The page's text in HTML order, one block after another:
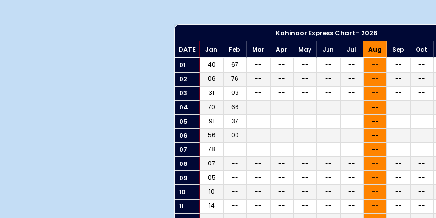
Kohinoor Express Chart– 2026
DATE
Jan Feb Mar Apr May Jun Jul Aug Sep Oct
01 40 67 -- -- -- -- -- -- -- --
02 06 76 -- -- -- -- -- -- -- --
03 31 09 -- -- -- -- -- -- -- --
04 70 66 -- -- -- -- -- -- -- --
05 91 37 -- -- -- -- -- -- -- --
06 56 00 -- -- -- -- -- -- -- --
07 78 -- -- -- -- -- -- -- -- --
08 07 -- -- -- -- -- -- -- -- --
09 05 -- -- -- -- -- -- -- -- --
10 10 -- -- -- -- -- -- -- -- --
11 14 -- -- -- -- -- -- -- -- --